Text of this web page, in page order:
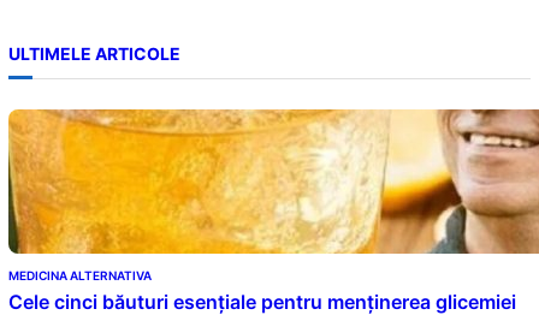
ULTIMELE ARTICOLE
MEDICINA ALTERNATIVA
Cele cinci băuturi esențiale pentru menținerea glicemiei